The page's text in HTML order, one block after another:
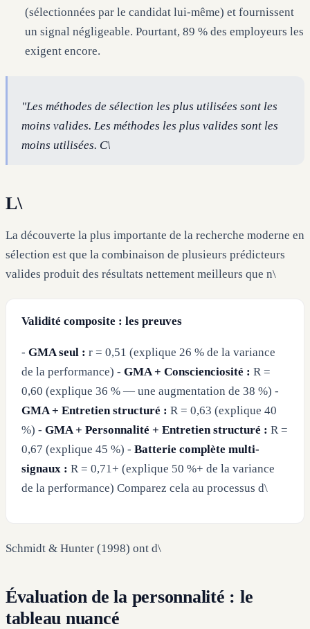
(sélectionnées par le candidat lui-même) et fournissent
un signal négligeable. Pourtant, 89 % des employeurs les
exigent encore.
"Les méthodes de sélection les plus utilisées sont les
moins valides. Les méthodes les plus valides sont les
moins utilisées. C\
L\
La découverte la plus importante de la recherche moderne en
sélection est que la combinaison de plusieurs prédicteurs
valides produit des résultats nettement meilleurs que n\
Validité composite : les preuves
- GMA seul : r = 0,51 (explique 26 % de la variance
de la performance) - GMA + Conscienciosité : R =
0,60 (explique 36 % — une augmentation de 38 %) -
GMA + Entretien structuré : R = 0,63 (explique 40
%) - GMA + Personnalité + Entretien structuré : R =
0,67 (explique 45 %) - Batterie complète multi-
signaux : R = 0,71+ (explique 50 %+ de la variance
de la performance) Comparez cela au processus d\
Schmidt & Hunter (1998) ont d\
Évaluation de la personnalité : le
tableau nuancé